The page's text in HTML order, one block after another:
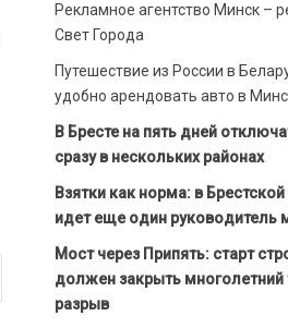
Рекламное агентство Минск –
Свет Города
Путешествие из России в
удобно арендовать авто в
В Бресте на пять дней
сразу в нескольких районах
Взятки как норма: в
идет еще один руководитель
Мост через Припять: старт
должен закрыть многолетний
разрыв